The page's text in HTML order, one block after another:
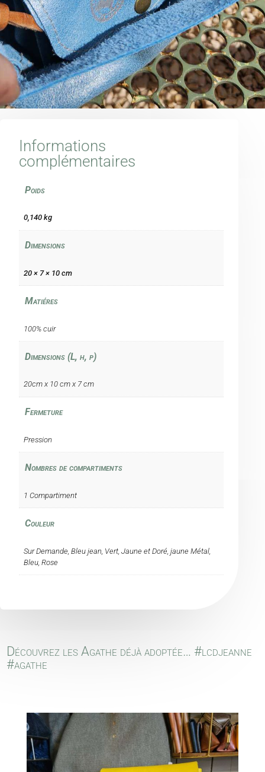
Informations
complémentaires
Poids
0,140 kg
Dimensions
20 × 7 × 10 cm
Matiéres
100% cuir
Dimensions (L, h, p)
20cm x 10 cm x 7 cm
Fermeture
Pression
Nombres de compartiments
1 Compartiment
Couleur
Sur Demande, Bleu jean, Vert, Jaune et Doré, jaune Métal,
Bleu, Rose
Découvrez les Agathe déjà adoptée… #lcdjeanne
#agathe